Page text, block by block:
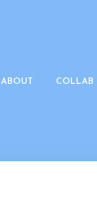
ABOUT COLLAB